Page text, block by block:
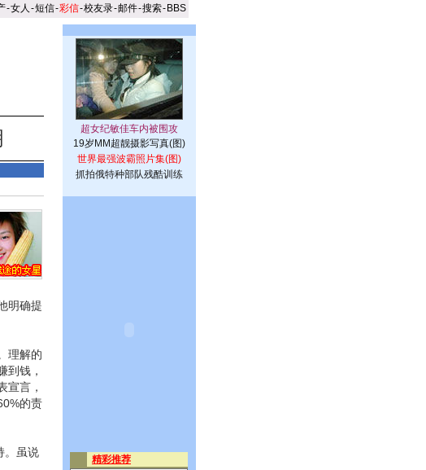
-女人 -短信-彩信-校友录-邮件-搜索- BBS
明确提
理解的
到钱，
宣言，
的责
。虽说
19岁MM超靓摄影写真(图)
世界最强波霸照片集(图)
抓拍俄特种部队残酷训练